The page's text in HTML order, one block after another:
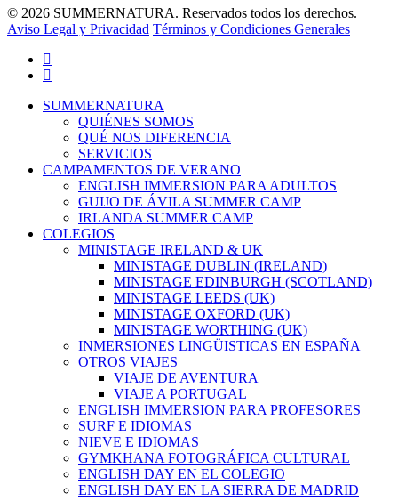
© 2026 SUMMERNATURA. Reservados todos los derechos.
Aviso Legal y Privacidad Términos y Condiciones Generales
twitter
facebook
Close
SUMMERNATURA
QUIÉNES SOMOS
QUÉ NOS DIFERENCIA
SERVICIOS
CAMPAMENTOS DE VERANO
ENGLISH IMMERSION PARA ADULTOS
GUIJO DE ÁVILA SUMMER CAMP
IRLANDA SUMMER CAMP
COLEGIOS
MINISTAGE IRELAND & UK
MINISTAGE DUBLIN (IRELAND)
MINISTAGE EDINBURGH (SCOTLAND)
MINISTAGE LEEDS (UK)
MINISTAGE OXFORD (UK)
MINISTAGE WORTHING (UK)
INMERSIONES LINGÜISTICAS EN ESPAÑA
OTROS VIAJES
VIAJE DE AVENTURA
VIAJE A PORTUGAL
ENGLISH IMMERSION PARA PROFESORES
SURF E IDIOMAS
NIEVE E IDIOMAS
GYMKHANA FOTOGRÁFICA CULTURAL
ENGLISH DAY EN EL COLEGIO
ENGLISH DAY EN LA SIERRA DE MADRID